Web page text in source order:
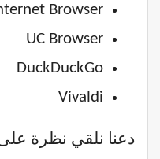
Browser
UC Browser
DuckDuckGo
Vivaldi
دعنا نلقي نظرة